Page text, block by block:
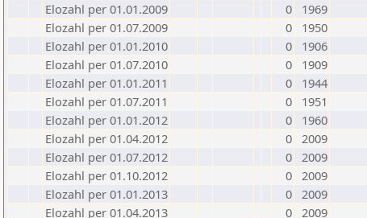
Elozahl per 01.01.2009
0
1969
Elozahl per 01.07.2009
0
1950
Elozahl per 01.01.2010
0
1906
Elozahl per 01.07.2010
0
1909
Elozahl per 01.01.2011
0
1944
Elozahl per 01.07.2011
0
1951
Elozahl per 01.01.2012
0
1960
Elozahl per 01.04.2012
0 2009
Elozahl per 01.07.2012
0 2009
Elozahl per 01.10.2012
0 2009
Elozahl per 01.01.2013
0 2009
Elozahl per 01.04.2013
0 2009